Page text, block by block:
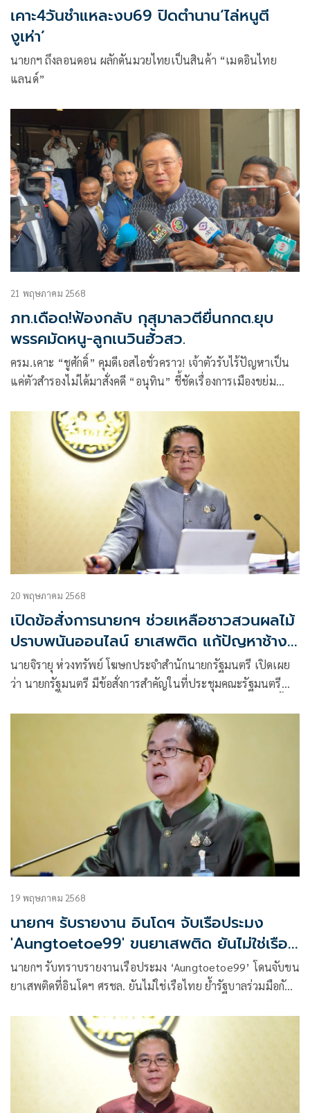
เคาะ4วันชำแหละงบ69 ปิดตำนาน‘ไล่หนูตี
งูเห่า’
นายกฯ ถึงลอนดอน ผลักดันมวยไทยเป็นสินค้า “เมดอินไทย
แลนด์”
21 พฤษภาคม 2568
ภท.เดือด!ฟ้องกลับ กุสุมาลวตียื่นกกต.ยุบ
พรรคมัดหนู-ลูกเนวินฮั้วสว.
ครม.เคาะ “ชูศักดิ์” คุมดีเอสไอชั่วคราว! เจ้าตัวรับไร้ปัญหาเป็น
แค่ตัวสำรองไม่ได้มาสั่งคดี “อนุทิน” ชี้ชัดเรื่องการเมืองขย่ม
20 พฤษภาคม 2568
เปิดข้อสั่งการนายกฯ ช่วยเหลือชาวสวนผลไม้
ปราบพนันออนไลน์ ยาเสพติด แก้ปัญหาช้าง
ป่า
นายจิรายุ ห่วงทรัพย์ โฆษกประจำสำนักนายกรัฐมนตรี เปิดเผย
ว่า นายกรัฐมนตรี มีข้อสั่งการสำคัญในที่ประชุมคณะรัฐมนตรี
ความพยายามลักลอบน้ำเข้าสินค้าปูน
19 พฤษภาคม 2568
นายกฯ รับรายงาน อินโดฯ จับเรือประมง
'Aungtoetoe99' ขนยาเสพติด ยันไม่ใช่เรือ
ไทย
นายกฯ รับทราบรายงานเรือประมง ‘Aungtoetoe99’ โดนจับขน
ยาเสพติดที่อินโดฯ ศรชล. ยันไม่ใช่เรือไทย ย้ำรัฐบาลร่วมมือกับ